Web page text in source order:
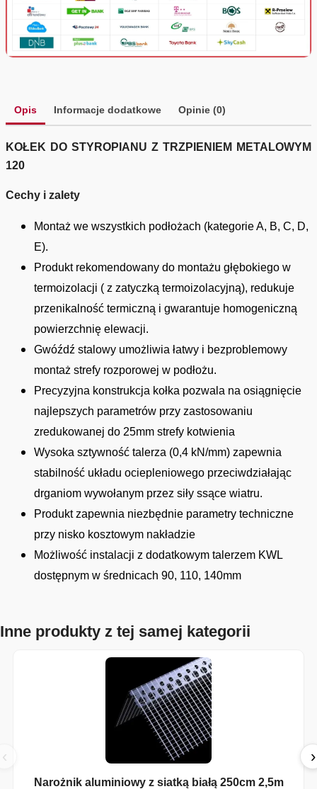
Opis Informacje dodatkowe Opinie (0)
KOŁEK DO STYROPIANU Z TRZPIENIEM METALOWYM
120
Cechy i zalety
Montaż we wszystkich podłożach (kategorie A, B, C, D,
E).
Produkt rekomendowany do montażu głębokiego w
termoizolacji ( z zatyczką termoizolacyjną), redukuje
przenikalność termiczną i gwarantuje homogeniczną
powierzchnię elewacji.
Gwóźdź stalowy umożliwia łatwy i bezproblemowy
montaż strefy rozporowej w podłożu.
Precyzyjna konstrukcja kołka pozwala na osiągnięcie
najlepszych parametrów przy zastosowaniu
zredukowanej do 25mm strefy kotwienia
Wysoka sztywność talerza (0,4 kN/mm) zapewnia
stabilność układu ociepleniowego przeciwdziałając
drganiom wywołanym przez siły ssące wiatru.
Produkt zapewnia niezbędnie parametry techniczne
przy nisko kosztowym nakładzie
Możliwość instalacji z dodatkowym talerzem KWL
dostępnym w średnicach 90, 110, 140mm
Inne produkty z tej samej kategorii
‹
Narożnik aluminiowy z siatką białą 250cm 2,5m
›